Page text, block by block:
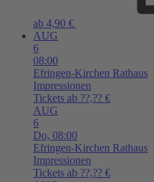
ab 4,90 €
AUG
6
08:00
Efringen-Kirchen Rathaus
Impressionen
Tickets ab ??,?? €
AUG
6
Do, 08:00
Efringen-Kirchen Rathaus
Impressionen
Tickets ab ??,?? €